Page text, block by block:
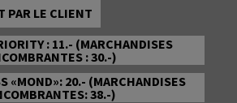
PAR LE CLIENT
: 11.- (MARCHANDISES
: 30.-)
«MOND»: 20.- (MARCHANDISES
38.-)